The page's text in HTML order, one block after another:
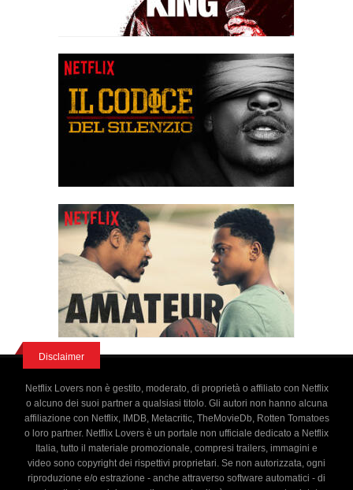
Disclaimer
Netflix Lovers non è gestito, moderato, di proprietà o affiliato con Netflix
o alcuno dei suoi partner a qualsiasi titolo. Gli autori non hanno alcuna
affiliazione con Netflix, IMDB, Metacritic, TheMovieDb, Rotten Tomatoes
o loro partner. Netflix Lovers è un portale non ufficiale dedicato a Netflix
Italia, tutto il materiale promozionale, compresi trailers, immagini e
video sono copyright dei rispettivi proprietari. Se non autorizzata, ogni
riproduzione e/o estrazione - anche attraverso software automatici - di